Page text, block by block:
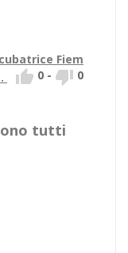
Fiem
 0 -  0
tutti